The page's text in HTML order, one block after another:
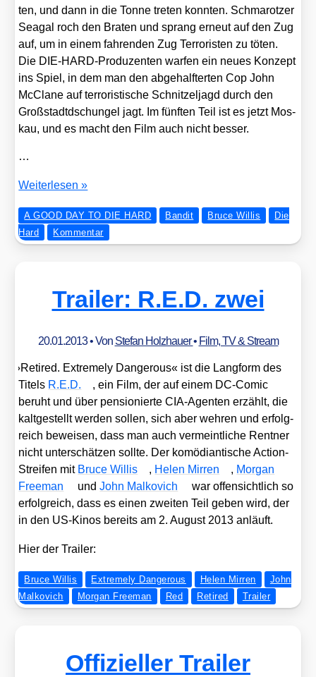
ten, und dann in die Ton­ne tre­ten konn­ten. Schma­rot­zer
Sea­gal roch den Bra­ten und sprang erneut auf den Zug
auf, um in einem fah­ren­den Zug Ter­ro­ris­ten zu töten.
Die DIE-HARD-Pro­du­zen­ten war­fen ein neu­es Kon­zept
ins Spiel, in dem man den abge­half­ter­ten Cop John
McCla­ne auf ter­ro­ris­ti­sche Schnit­zel­jagd durch den
Groß­stadt­dschun­gel jagt. Im fünf­ten Teil ist es jetzt Mos­
kau, und es macht den Film auch nicht bes­ser.
…
Ban­
Kom­
men­
Ärgern
Wei­ter­le­sen »
A GOOD DAY TO DIE HARD Bandit Bruce Willis
Die
Hard
Kommentar
Trailer: R.E.D. zwei
20.01.2013• Von Stefan Holzhauer• Film, TV & Stream
»Reti­red. Extre­me­ly Dan­ge­rous« ist die Lang­form des
Titels R.E.D.
, ein Film, der auf einem DC-Comic
beruht und über pen­sio­nier­te CIA-Agen­ten erzählt, die
kalt­ge­stellt wer­den sol­len, sich aber weh­ren und erfolg­
reich bewei­sen, dass man auch ver­meint­li­che Rent­ner
nicht unter­schät­zen soll­te. Der komö­di­an­ti­sche Action-
Strei­fen mit Bruce Wil­lis , Helen Mir­ren , Mor­gan
Free­man
undJohn Mal­ko­vich
war offen­sicht­lich so
erfolg­reich, dass es einen zwei­ten Teil geben wird, der
in den US-Kinos bereits am 2. August 2013 anläuft.
Hier der Trai­ler:
Bruce Willis Extremely Dangerous Helen Mirren
John
Malkovich
Morgan Freeman Red Retired Trailer
Offizieller Trailer